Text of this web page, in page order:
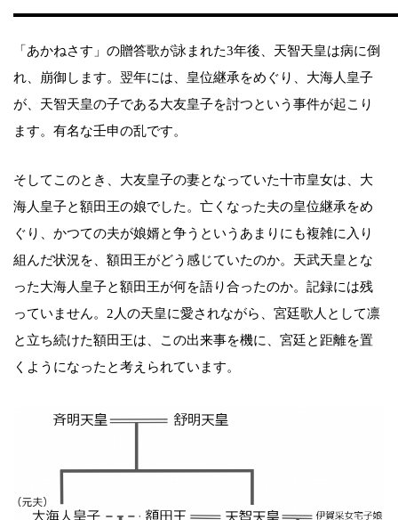
「あかねさす」の贈答歌が詠まれた3年後、天智天皇は病に倒
れ、崩御します。翌年には、皇位継承をめぐり、大海人皇子
が、天智天皇の子である大友皇子を討つという事件が起こり
ます。有名な壬申の乱です。
そしてこのとき、大友皇子の妻となっていた十市皇女は、大
海人皇子と額田王の娘でした。亡くなった夫の皇位継承をめ
ぐり、かつての夫が娘婿と争うというあまりにも複雑に入り
組んだ状況を、額田王がどう感じていたのか。天武天皇とな
った大海人皇子と額田王が何を語り合ったのか。記録には残
っていません。2人の天皇に愛されながら、宮廷歌人として凛
と立ち続けた額田王は、この出来事を機に、宮廷と距離を置
くようになったと考えられています。